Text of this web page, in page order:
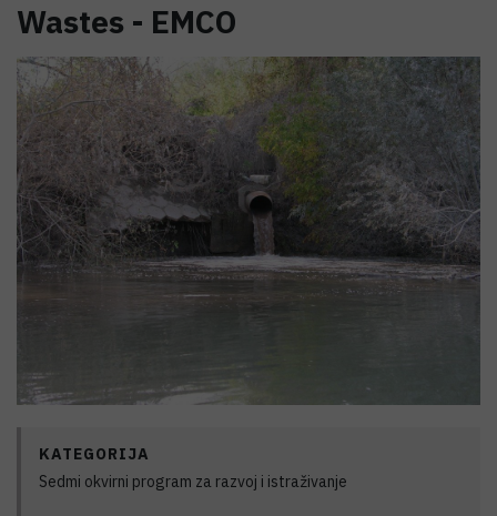
Wastes - EMCO
KATEGORIJA
Sedmi okvirni program za razvoj i istraživanje